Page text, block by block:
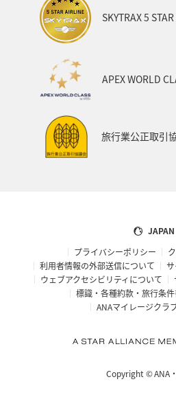
SKYTRAX 5
APEX WORLD
旅行業公正取引
JAPAN
プライバシーポリシー
利用者情報の外部送信について
ウェブアクセシビリティについて
標識・各種約款・旅行条
ANAマイレージクラ
Copyright ©ANA